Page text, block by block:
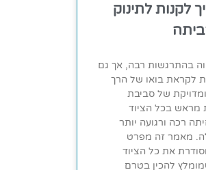
לקנות לתינוק
בהתרגשות רבה, אך גם
לקראת בואו של הרך
של סביבת
מראש בכל הציוד
רכה ורגועה יותר
מאמר זה מפרט
את כל הציוד
להכין בטרם